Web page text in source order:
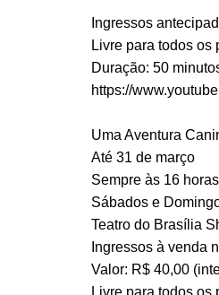
Ingressos
Livre para todos os
Duração: 50
https://
Uma Aventura
Até 31 de março
Sempre às 16 horas
Sábados e
Teatro do Brasília
Ingressos à venda
Valor: R$ 40,00
Livre para todos os